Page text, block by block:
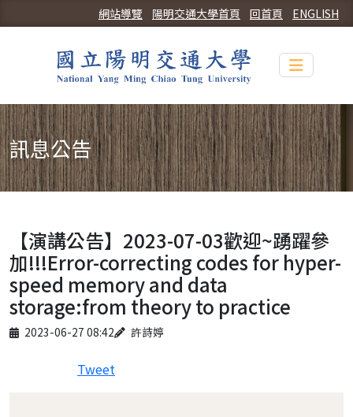
ENGLISH
回首頁
陽明交通大學首頁
網站導覽
Toggle
訊息公告
【演講公告】2023-07-03歡迎~踴躍參
加!!!Error-correcting codes for hyper-
speed memory and data
storage:from theory to practice
Published on
2023-06-27 08:42
Author 許詩婷
Tweet